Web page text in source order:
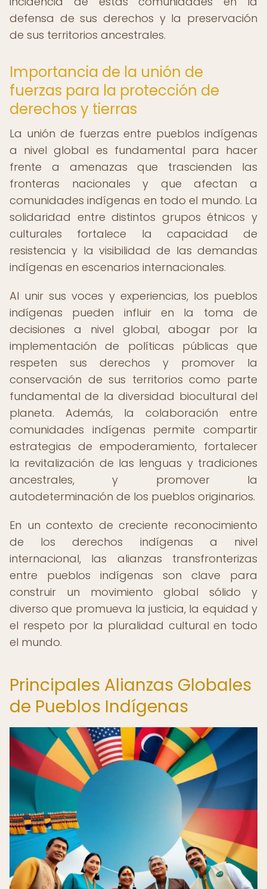
defensa de sus derechos y la preservación
de sus territorios ancestrales.
Importancia de la unión de
fuerzas para la protección de
derechos y tierras
La unión de fuerzas entre pueblos indígenas
a nivel global es fundamental para hacer
frente a amenazas que trascienden las
fronteras nacionales y que afectan a
comunidades indígenas en todo el mundo. La
solidaridad entre distintos grupos étnicos y
culturales fortalece la capacidad de
resistencia y la visibilidad de las demandas
indígenas en escenarios internacionales.
Al unir sus voces y experiencias, los pueblos
indígenas pueden influir en la toma de
decisiones a nivel global, abogar por la
implementación de políticas públicas que
respeten sus derechos y promover la
conservación de sus territorios como parte
fundamental de la diversidad biocultural del
planeta. Además, la colaboración entre
comunidades indígenas permite compartir
estrategias de empoderamiento, fortalecer
la revitalización de las lenguas y tradiciones
ancestrales, y promover la
autodeterminación de los pueblos originarios.
En un contexto de creciente reconocimiento
de los derechos indígenas a nivel
internacional, las alianzas transfronterizas
entre pueblos indígenas son clave para
construir un movimiento global sólido y
diverso que promueva la justicia, la equidad y
el respeto por la pluralidad cultural en todo
el mundo.
Principales Alianzas Globales
de Pueblos Indígenas